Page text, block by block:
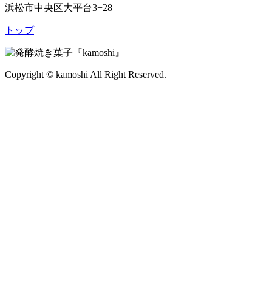
浜松市中央区大平台3−28
ト ップ
Copyright © kamoshi All Right Reserved.